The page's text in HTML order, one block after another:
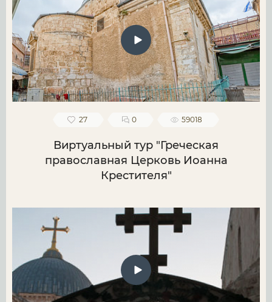
27 0 59018
Виртуальный тур "Греческая
православная Церковь Иоанна
Крестителя"